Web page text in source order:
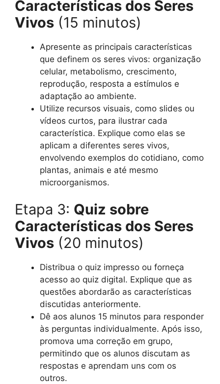
Características dos Seres
Vivos (15 minutos)
Apresente as principais características
que definem os seres vivos: organização
celular, metabolismo, crescimento,
reprodução, resposta a estímulos e
adaptação ao ambiente.
Utilize recursos visuais, como slides ou
vídeos curtos, para ilustrar cada
característica. Explique como elas se
aplicam a diferentes seres vivos,
envolvendo exemplos do cotidiano, como
plantas, animais e até mesmo
microorganismos.
Etapa 3: Quiz sobre
Características dos Seres
Vivos (20 minutos)
Distribua o quiz impresso ou forneça
acesso ao quiz digital. Explique que as
questões abordarão as características
discutidas anteriormente.
Dê aos alunos 15 minutos para responder
às perguntas individualmente. Após isso,
promova uma correção em grupo,
permitindo que os alunos discutam as
respostas e aprendam uns com os
outros.